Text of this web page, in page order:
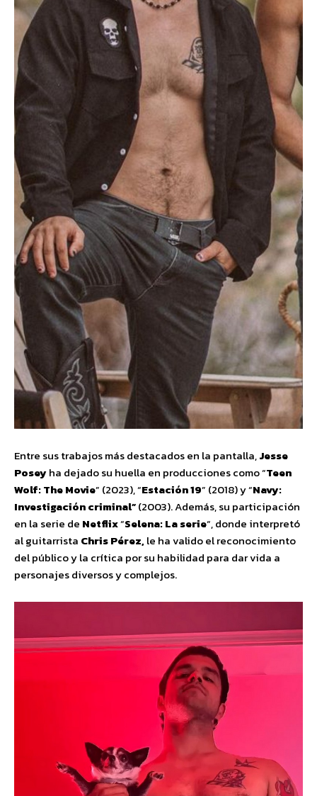
Entre sus trabajos más destacados en la pantalla,Jesse
Poseyha dejado su huella en producciones como “Teen
Wolf: The Movie” (2023), “Estación 19” (2018) y “Navy:
Investigación criminal”(2003). Además, su participación
en la serie de Netflix“Selena: La serie“, donde interpretó
al guitarrista Chris Pérez,le ha valido el reconocimiento
del público y la crítica por su habilidad para dar vida a
personajes diversos y complejos.